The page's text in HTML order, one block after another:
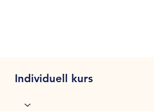
Individuell kurs